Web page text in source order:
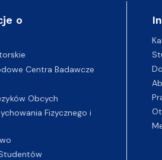
o
Centra Badawcze
Obcych
Fizycznego i